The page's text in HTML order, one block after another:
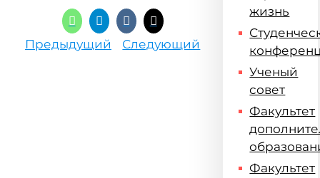
Предыдущий Следующий
жизнь
Ученый
совет
Факультет
Факультет